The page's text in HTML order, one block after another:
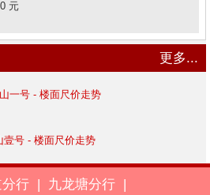
元
更多...
行 | 九龙塘分行
|